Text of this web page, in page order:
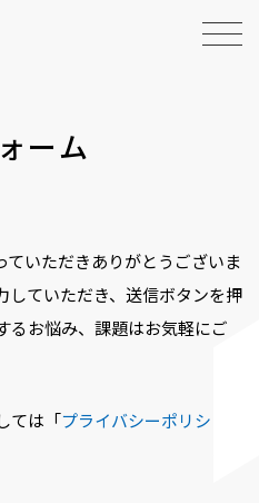
ーム
いただきありがとうございま
していただき、送信ボタンを押
るお悩み、課題はお気軽にご
ては「プライバシーポリシ